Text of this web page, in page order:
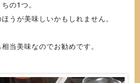
の1つ。
うが美味しいかもしれません。
当美味なのでお勧めです。